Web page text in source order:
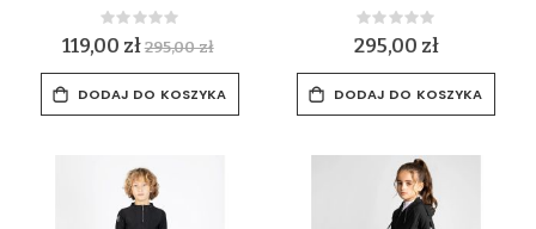
Rating:
0%
119,00 zł295,00 zł
DODAJ DO KOSZYKA
Rating:
0%
295,00 zł
DODAJ DO KOSZYKA